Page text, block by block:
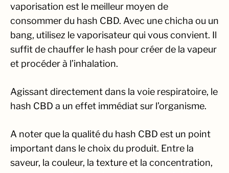
vaporisation est le meilleur moyen de
consommer du hash CBD. Avec une chicha ou un
bang, utilisez le vaporisateur qui vous convient. Il
suffit de chauffer le hash pour créer de la vapeur
et procéder à l’inhalation.
Agissant directement dans la voie respiratoire, le
hash CBD a un effet immédiat sur l’organisme.
A noter que la qualité du hash CBD est un point
important dans le choix du produit. Entre la
saveur, la couleur, la texture et la concentration,